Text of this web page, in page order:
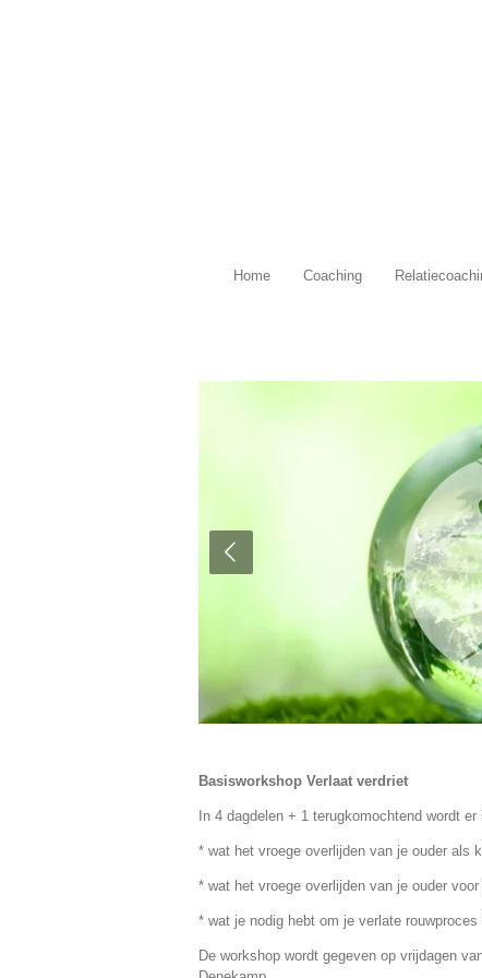
Home Coaching
Basisworkshop Verlaat verdriet
In 4 dagdelen + 1 terugkomochtend wordt
* wat het vroege overlijden van je ouder als
* wat het vroege overlijden van je ouder
* wat je nodig hebt om je verlate
De workshop wordt gegeven op vrijdagen